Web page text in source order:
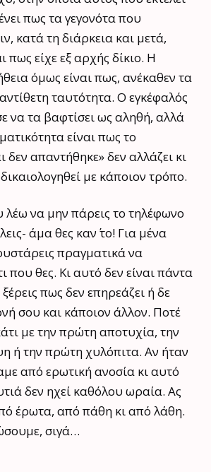
πως τα γεγονότα που
κατά τη διάρκεια και μετά,
πως είχε εξ αρχής δίκιο. Η
όμως είναι πως, ανέκαθεν τα
ταυτότητα. Ο εγκέφαλός
να τα βαφτίσει ως αληθή, αλλά
είναι πως το
δεν απαντήθηκε» δεν αλλάζει κι
με κάποιον τρόπο.
λέω να μην πάρεις το τηλέφωνο
άμα θες καν΄ το! Για μένα
πραγματικά να
που θες. Κι αυτό δεν είναι πάντα
πως δεν επηρεάζει ή δε
σου και κάποιον άλλον. Ποτέ
με την πρώτη αποτυχία, την
ή την πρώτη χυλόπιτα. Αν ήταν
από ερωτική ανοσία κι αυτό
δεν ηχεί καθόλου ωραία. Ας
έρωτα, από πάθη κι από λάθη.
σιγά…